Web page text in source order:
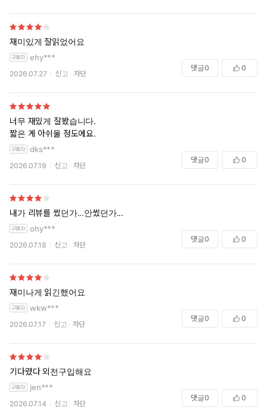
재미있게 잘읽었어요
ehy***
2026.07.27 신고 차단
댓글0 0
너무 재밌게 잘봤습니다.
짧은 게 아쉬울 정도에요.
dks***
2026.07.19 신고 차단
댓글0 0
내가 리뷰를 썼던가...안썼던가...
ohy***
2026.07.18 신고 차단
댓글0 0
재미나게 읽긴했어요
wkw***
2026.07.17 신고 차단
댓글0 0
기다렸다 외전구입해요
jen***
2026.07.14 신고 차단
댓글0 0